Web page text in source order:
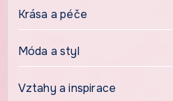
Krása a péče
Móda a styl
Vztahy a inspirace